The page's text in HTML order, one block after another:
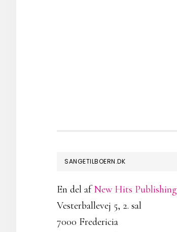
FOOTER
SANGETILBOERN.DK
En del afNew Hits Publishing
Vesterballevej 5, 2. sal
7000 Fredericia